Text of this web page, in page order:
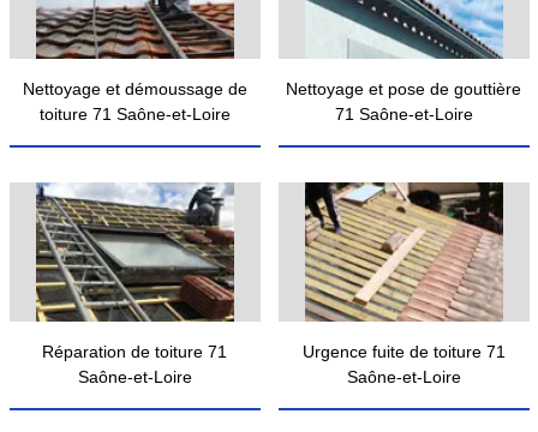
Nettoyage et démoussage de
toiture 71 Saône-et-Loire
Nettoyage et pose de gouttière
71 Saône-et-Loire
Réparation de toiture 71
Saône-et-Loire
Urgence fuite de toiture 71
Saône-et-Loire